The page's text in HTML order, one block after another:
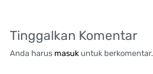
Tinggalkan Komentar
Anda harus masuk untuk berkomentar.